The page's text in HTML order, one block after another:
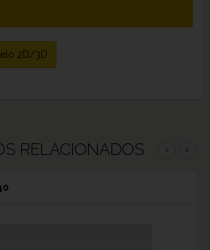
2D/3D
RELACIONADOS ‹ ›